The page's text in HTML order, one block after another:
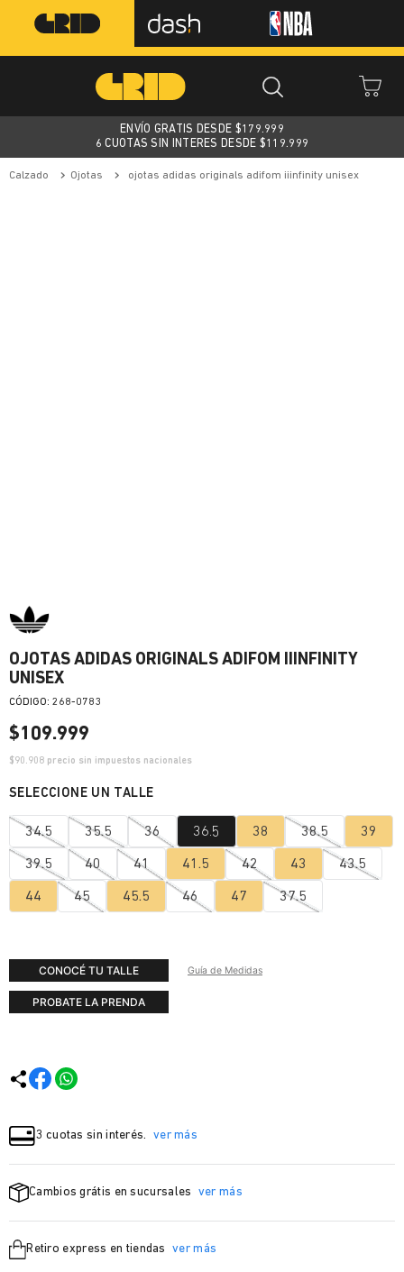
ENVÍO GRATIS DESDE $179.999
6 CUOTAS SIN INTERES DESDE $119.999
calzado ojotas ojotas adidas originals adifom iiinfinity unisex
OJOTAS ADIDAS ORIGINALS ADIFOM IIINFINITY
UNISEX
: 268-0783
$109.999
$90.908 precio sin impuestos nacionales
34.5 35.5 36 36.5 38 38.5 39
39.5 40 41 41.5 42 43 43.5
44 45 45.5 46 47 37.5
CONOCÉ TU TALLE Guía de Medidas
PROBATE LA PRENDA
3 cuotas sin interés. ver más
Cambios grátis en sucursales ver más
Retiro express en tiendas ver más